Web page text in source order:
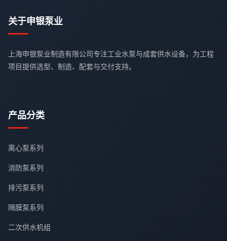
关于申银泵业
上海申银泵业制造有限公司专注工业水泵与成套供水设备，为工程
项目提供选型、制造、配套与交付支持。
产品分类
离心泵系列
消防泵系列
排污泵系列
隔膜泵系列
二次供水机组